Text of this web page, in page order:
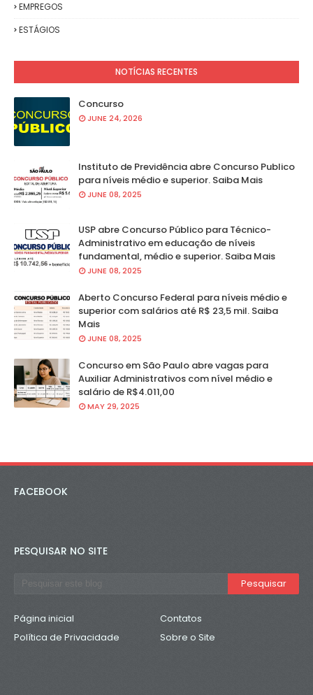
EMPREGOS
ESTÁGIOS
NOTÍCIAS RECENTES
Concurso
JUNE 24, 2026
Instituto de Previdência abre Concurso Publico
para níveis médio e superior. Saiba Mais
JUNE 08, 2025
USP abre Concurso Público para Técnico-
Administrativo em educação de níveis
fundamental, médio e superior. Saiba Mais
JUNE 08, 2025
Aberto Concurso Federal para níveis médio e
superior com salários até R$ 23,5 mil. Saiba
Mais
JUNE 08, 2025
Concurso em São Paulo abre vagas para
Auxiliar Administrativos com nível médio e
salário de R$4.011,00
MAY 29, 2025
FACEBOOK
PESQUISAR NO SITE
Página inicial
Contatos
Política de Privacidade
Sobre o Site